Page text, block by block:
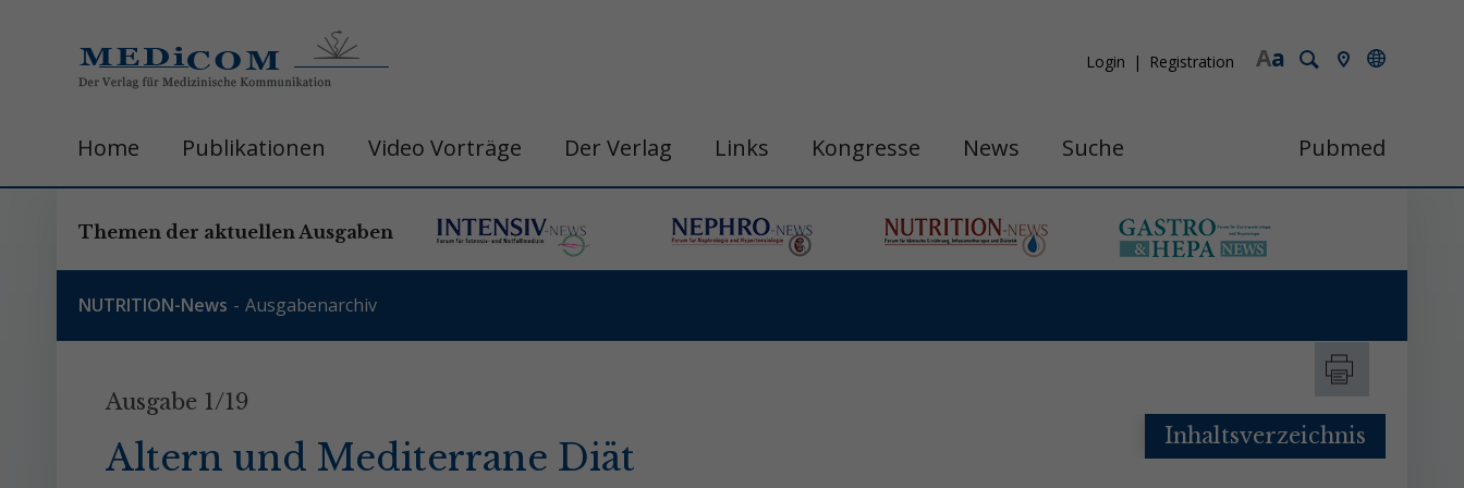
a
A
Login Registration
Home Publikationen Video Vorträge Der Verlag Links Kongresse News Suche Pubmed
Themen der aktuellen Ausgaben
NUTRITION-News Ausgabenarchiv
Ausgabe 1/19
Altern und Mediterrane Diät Inhaltsverzeichnis